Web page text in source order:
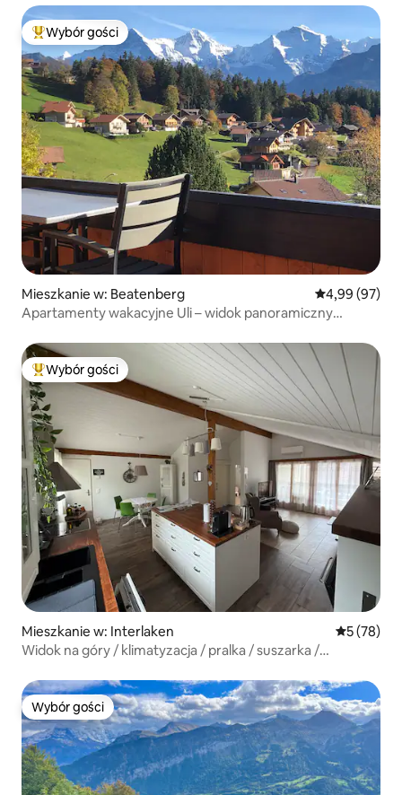
Najpopularniejsze z kategorii Wybór gości
Wybór gości
Mieszkanie w: Beatenberg Średnia
4,99 (97)
Apartamenty wakacyjne Uli – widok panoramiczny
Najpopularniejsze z kategorii Wybór gości
Wybór gości
Mieszkanie w: Interlaken Średnia
5 (78)
Widok na góry / klimatyzacja / pralka / suszarka /
Wybór gości
Wybór gości